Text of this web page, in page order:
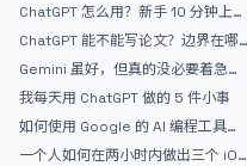
ChatGPT 怎么用？新手 10 分钟上手
ChatGPT 能不能写论文？边界在哪
Gemini 虽好，但真的没必要着急放
弃 ChatGPT
我每天用 ChatGPT 做的 5 件小事
如何使用 Google 的 AI 编程工具
AntiGravity：独立开发者的新时代
一个人如何在两小时内做出三个 iOS